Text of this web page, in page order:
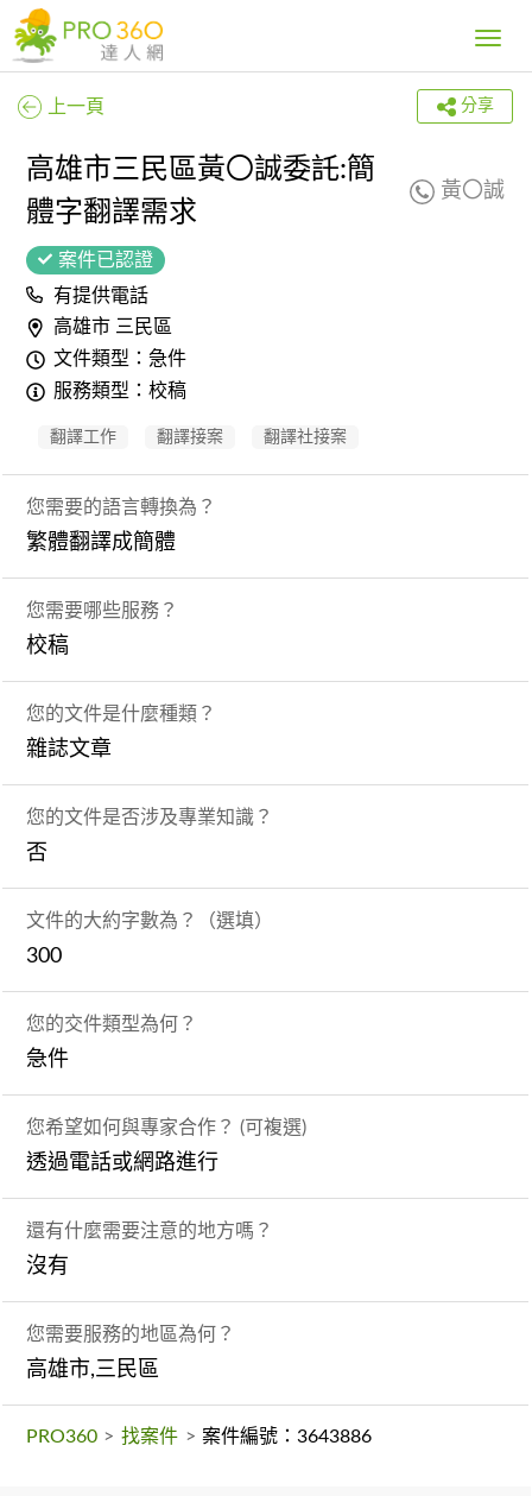
Toggle
上一頁 分享
高雄市三民區黃〇誠委託:簡
體字翻譯需求
黃〇誠
案件已認證
有提供電話
高雄市 三民區
文件類型：急件
服務類型：校稿
翻譯工作 翻譯接案 翻譯社接案
您需要的語言轉換為？
繁體翻譯成簡體
您需要哪些服務？
校稿
您的文件是什麼種類？
雜誌文章
您的文件是否涉及專業知識？
否
文件的大約字數為？（選填）
300
您的交件類型為何？
急件
您希望如何與專家合作？ (可複選)
透過電話或網路進行
還有什麼需要注意的地方嗎？
沒有
您需要服務的地區為何？
高雄市,三民區
PRO360 > 找案件 > 案件編號：3643886